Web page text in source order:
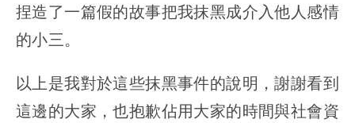
捏造了一篇假的故事把我抹黑成介入他人感情
的小三。
以上是我對於這些抹黑事件的說明，謝謝看到
這邊的大家，也抱歉佔用大家的時間與社會資